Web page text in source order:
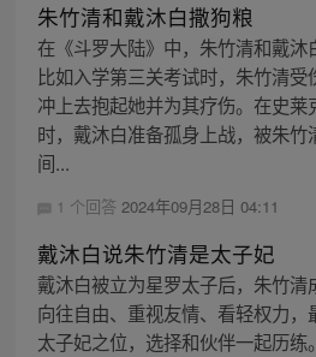
朱竹清和戴沐白撒狗粮
在《斗罗大陆》中，朱竹清和戴沐
比如入学第三关考试时，朱竹清
冲上去抱起她并为其疗伤。在史
时，戴沐白准备孤身上战，被朱竹
间...
1 个回答 2024年09月28日 04:11
戴沐白说朱竹清是太子妃
戴沐白被立为星罗太子后，朱竹清
向往自由、重视友情、看轻权力，
太子妃之位，选择和伙伴一起历练。